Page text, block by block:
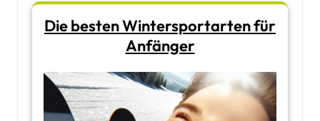
Die besten Wintersportarten für
Anfänger